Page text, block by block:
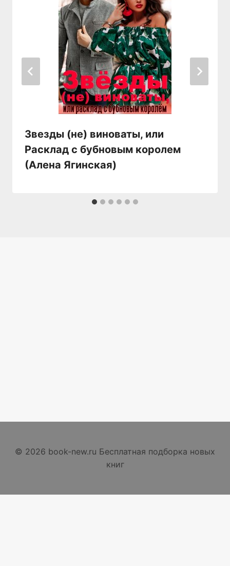
Звезды (не) виноваты, или
Расклад с бубновым королем
(Алена Ягинская)
© 2026 book-new.ru Бесплатная подборка новых
книг